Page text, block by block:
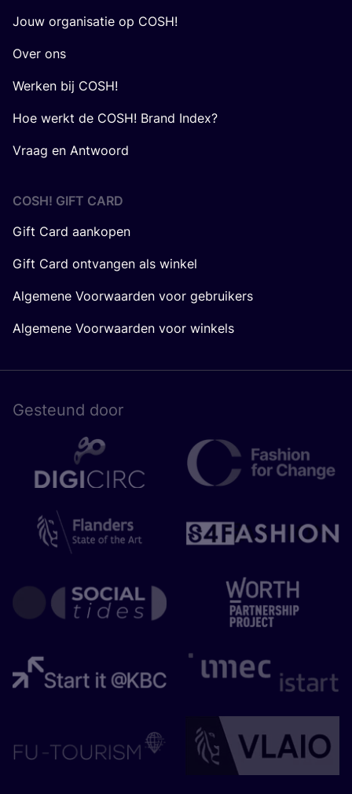
Jouw organisatie op COSH!
Over ons
Werken bij COSH!
Hoe werkt de COSH! Brand Index?
Vraag en Antwoord
COSH! GIFT CARD
Gift Card aankopen
Gift Card ontvangen als winkel
Algemene Voorwaarden voor gebruikers
Algemene Voorwaarden voor winkels
Gesteund door